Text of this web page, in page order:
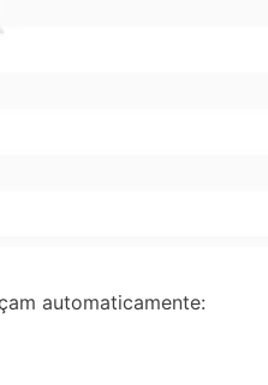
automaticamente: